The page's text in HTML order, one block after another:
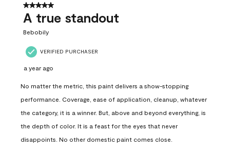
5 out of 5 stars.
A true standout
Bebobily
VERIFIED PURCHASER
a year ago
No matter the metric, this paint delivers a show-stopping
performance. Coverage, ease of application, cleanup, whatever
the category, it is a winner. But, above and beyond everything, is
the depth of color. It is a feast for the eyes that never
disappoints. No other domestic paint comes close.